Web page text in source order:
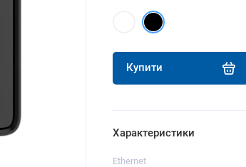
Купити
Характеристики
Ethernet